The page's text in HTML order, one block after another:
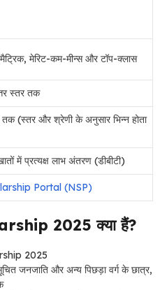
मेरिट-कम-मीन्स और टॉप-क्लास
स्तर तक
तक (स्तर और श्रेणी के अनुसार भिन्न होता
में प्रत्यक्ष लाभ अंतरण (डीबीटी)
Portal (NSP)
2025 क्या हैं?
2025
जनजाति और अन्य पिछड़ा वर्ग के छात्र,